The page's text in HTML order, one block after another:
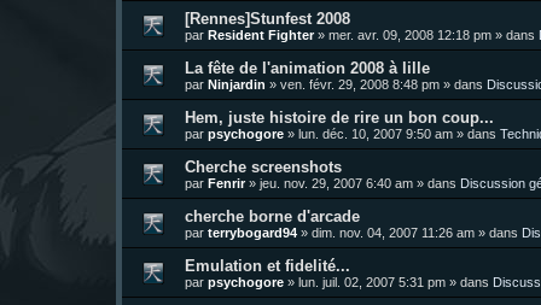
[Rennes]Stunfest 2008
par Resident Fighter» mer. avr. 09, 2008 12:18 pm » dans
La fête de l'animation 2008 à lille
par Ninjardin » ven. févr. 29, 2008 8:48 pm » dans
Hem, juste histoire de rire un bon coup...
par psychogore » lun. déc. 10, 2007 9:50 am » dans
Cherche screenshots
par Fenrir» jeu. nov. 29, 2007 6:40 am » dans Discussion
cherche borne d'arcade
par terrybogard94 » dim. nov. 04, 2007 11:26 am » dans
Emulation et fidelité...
par psychogore » lun. juil. 02, 2007 5:31 pm » dans